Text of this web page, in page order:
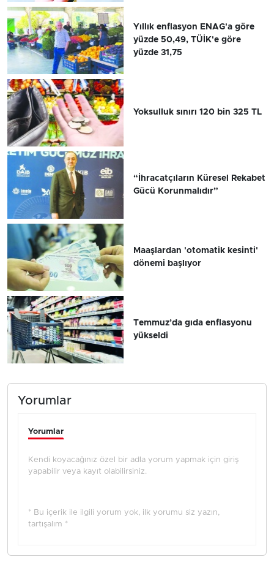
Yıllık enflasyon ENAG'a göre
yüzde 50,49, TÜİK'e göre
yüzde 31,75
Yoksulluk sınırı 120 bin 325 TL
“İhracatçıların Küresel Rekabet
Gücü Korunmalıdır”
Maaşlardan 'otomatik kesinti'
dönemi başlıyor
Temmuz’da gıda enflasyonu
yükseldi
Yorumlar
Yorumlar
Kendi koyacağınız özel bir adla yorum yapmak için giriş
yapabilir veya kayıt olabilirsiniz.
* Bu içerik ile ilgili yorum yok, ilk yorumu siz yazın,
tartışalım *